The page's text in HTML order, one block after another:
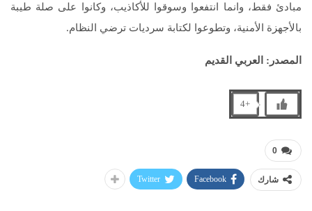
مبادئ فقط، وانما انتفعوا وسوقوا للأكاذيب، وكانوا على صلة طيبة
بالأجهزة الأمنية، وتطوعوا لكتابة سرديات ترضي النظام.
المصدر: العربي القديم
+4
0
شارك Facebook
Twitter